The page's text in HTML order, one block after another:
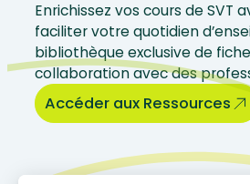
Enrichissez vos cours de SVT
faciliter votre quotidien
bibliothèque exclusive de
collaboration avec des
Accéder aux Ressources